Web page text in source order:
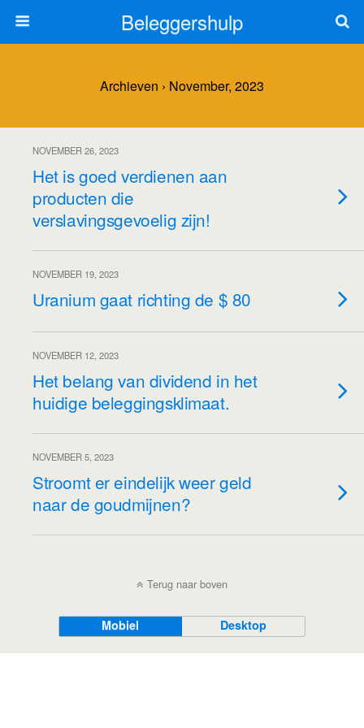
Beleggershulp
Archieven › November, 2023
NOVEMBER 26, 2023
Het is goed verdienen aan
producten die
verslavingsgevoelig zijn!
NOVEMBER 19, 2023
Uranium gaat richting de $ 80
NOVEMBER 12, 2023
Het belang van dividend in het
huidige beleggingsklimaat.
NOVEMBER 5, 2023
Stroomt er eindelijk weer geld
naar de goudmijnen?
Terug naar boven
Mobiel Desktop